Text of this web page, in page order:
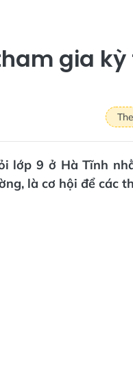
gia kỳ
lớp 9 ở Hà Tĩnh
là cơ hội để các